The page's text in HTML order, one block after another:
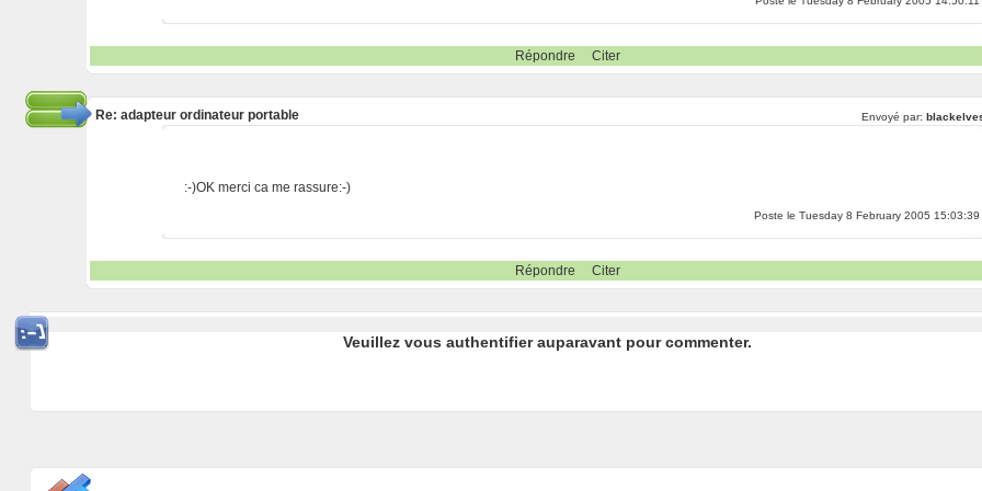
Répondre Citer
Re: adapteur ordinateur portable Envoyé par:
:-)OK merci ca me rassure:-)
Poste le Tuesday 8 February 2005 15:03:39
Répondre Citer
Veuillez vous authentifier auparavant pour commenter.